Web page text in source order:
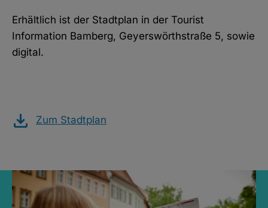
Erhältlich ist der Stadtplan in der Tourist
Information Bamberg, Geyerswörthstraße 5, sowie
digital.
Zum Stadtplan